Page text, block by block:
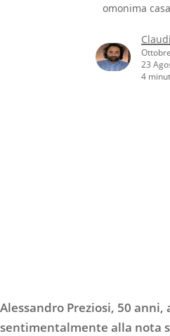
omonima
23
4
Alessandro Preziosi, 50
sentimentalmente alla nota